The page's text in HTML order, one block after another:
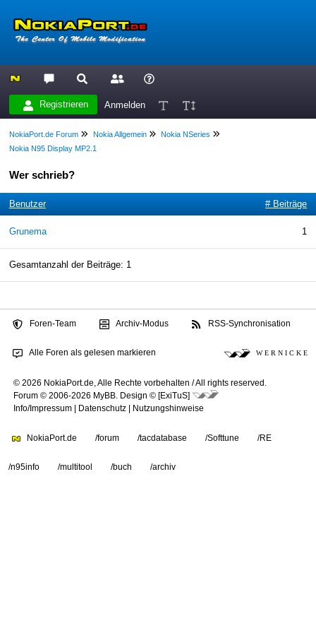
Registrieren Anmelden
NokiaPort.de Forum Nokia Allgemein
Nokia NSeries
Nokia N95 Display MP2.1
Wer schrieb?
Benutzer # Beiträge
Grunema 1
Gesamtanzahl der Beiträge: 1
Foren-Team Archiv-Modus RSS-Synchronisation
Alle Foren als gelesen markieren W E R N I C K E
© 2026 NokiaPort.de, Alle Rechte vorbehalten /All rights reserved.
Forum © 2006-2026 MyBB
Design © [ExiTuS]
Info/Impressum
Datenschutz Nutzungshinweise
NokiaPort.de /forum /tacdatabase /Softtune /RE
/n95info /multitool /buch /archiv